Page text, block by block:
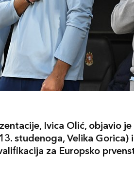
Ivica Olić, objavio
studenoga, Velika Gorica)
za Europsko